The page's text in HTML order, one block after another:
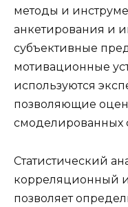
методы и
анкетирования и
субъективные
мотивационные
используются
позволяющие
смоделированных
Статистический
корреляционный
позволяет